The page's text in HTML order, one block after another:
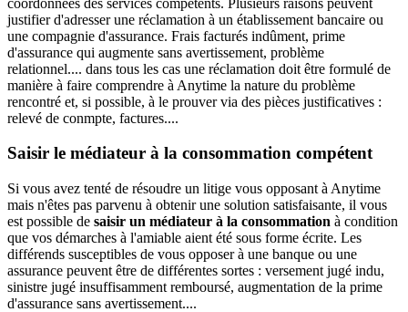
justifier d'adresser une réclamation à un établissement bancaire ou
une compagnie d'assurance. Frais facturés indûment, prime
d'assurance qui augmente sans avertissement, problème
relationnel.... dans tous les cas une réclamation doit être formulé de
manière à faire comprendre à Anytime la nature du problème
rencontré et, si possible, à le prouver via des pièces justificatives :
relevé de conmpte, factures....
Saisir le médiateur à la consommation compétent
Si vous avez tenté de résoudre un litige vous opposant à Anytime
mais n'êtes pas parvenu à obtenir une solution satisfaisante, il vous
est possible de saisir un médiateur à la consommation à condition
que vos démarches à l'amiable aient été sous forme écrite. Les
différends susceptibles de vous opposer à une banque ou une
assurance peuvent être de différentes sortes : versement jugé indu,
sinistre jugé insuffisamment remboursé, augmentation de la prime
d'assurance sans avertissement....